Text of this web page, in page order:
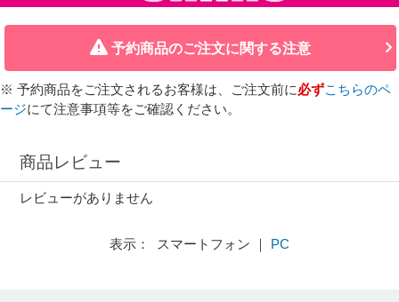
予約商品のご注文に関する注意
※ 予約商品をご注文されるお客様は、ご注文前に必ずこちらのペ
ージにて注意事項等をご確認ください。
商品レビュー
レビューがありません
表示： スマートフォン ｜ PC